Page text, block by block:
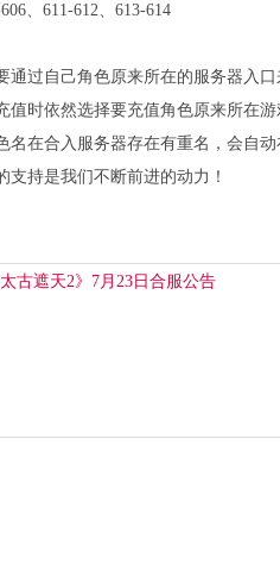
、611-612、613-614
通过自己角色原来所在的服务器入
值时依然选择要充值角色原来所在
名在合入服务器存在有重名，会自
支持是我们不断前进的动力！
太古遮天2》7月23日合服公告